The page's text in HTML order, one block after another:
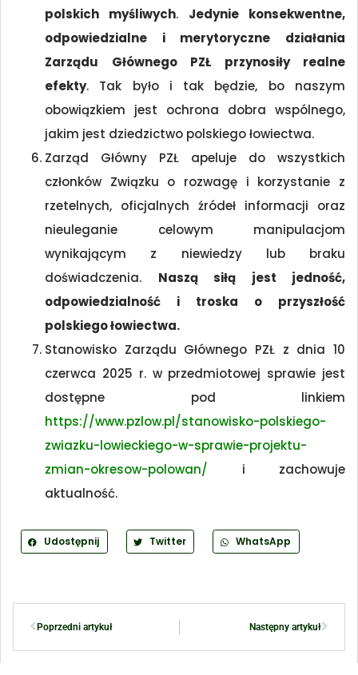
polskich myśliwych. Jedynie konsekwentne,
odpowiedzialne i merytoryczne działania
Zarządu Głównego PZŁ przynosiły realne
efekty. Tak było i tak będzie, bo naszym
obowiązkiem jest ochrona dobra wspólnego,
jakim jest dziedzictwo polskiego łowiectwa.
Zarząd Główny PZŁ apeluje do wszystkich
członków Związku o rozwagę i korzystanie z
rzetelnych, oficjalnych źródeł informacji oraz
nieuleganie celowym manipulacjom
wynikającym z niewiedzy lub braku
doświadczenia. Naszą siłą jest jedność,
odpowiedzialność i troska o przyszłość
polskiego łowiectwa.
Stanowisko Zarządu Głównego PZŁ z dnia 10
czerwca 2025 r. w przedmiotowej sprawie jest
dostępne pod linkiem
https://www.pzlow.pl/stanowisko-polskiego-
zwiazku-lowieckiego-w-sprawie-projektu-
zmian-okresow-polowan/ i zachowuje
aktualność.
Udostępnij Twitter WhatsApp
Poprzedni artykuł Następny artykuł